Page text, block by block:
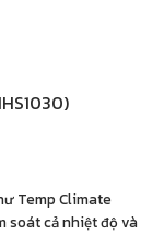
Temp Climate
soát cả nhiệt độ và